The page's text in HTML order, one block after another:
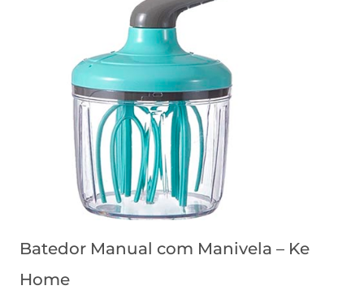
Batedor Manual com Manivela – Ke
Home